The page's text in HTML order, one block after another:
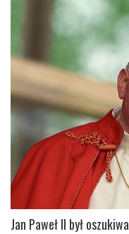
Jan Paweł II był